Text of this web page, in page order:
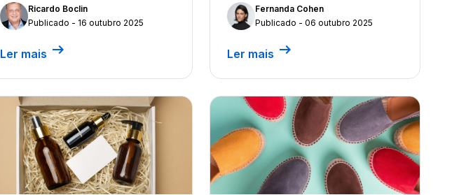
Ricardo Boclin
Publicado - 16 outubro 2025
Ler mais arrow_right_alt
Fernanda Cohen
Publicado - 06 outubro 2025
Ler mais arrow_right_alt